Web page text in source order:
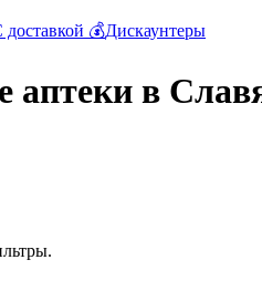
доставкой 💰Дискаунтеры
аптеки в